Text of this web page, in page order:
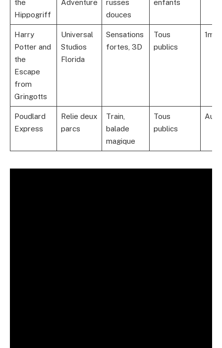
the
Hippogriff
Adventure
russes
douces
enfants
Harry
Potter and
the
Escape
from
Gringotts
Universal
Studios
Florida
Sensations
fortes, 3D
Tous
publics
Poudlard
Express
Relie deux
parcs
Train,
balade
magique
Tous
publics